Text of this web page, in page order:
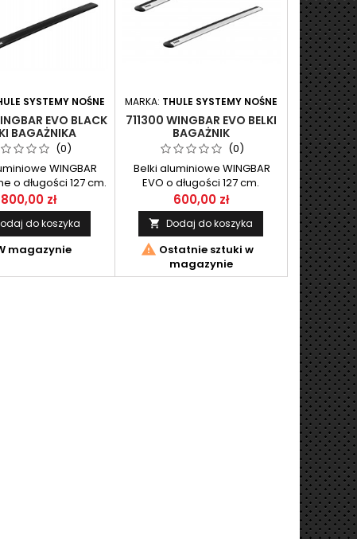
SYSTEMY NOŚNE
EVO BLACK
BAGAŻNIKA
(0)
WINGBAR
o długości 127 cm.
Komplet 2 szt.
800,00 zł
do koszyka
magazynie
MARKA: THULE SYSTEMY NOŚNE
711300 WINGBAR EVO BELKI
BAGAŻNIK
(0)
Belki aluminiowe WINGBAR
EVO o długości 127 cm.
Komplet 2 szt.
600,00 zł
 Dodaj do koszyka
 Ostatnie sztuki w
magazynie